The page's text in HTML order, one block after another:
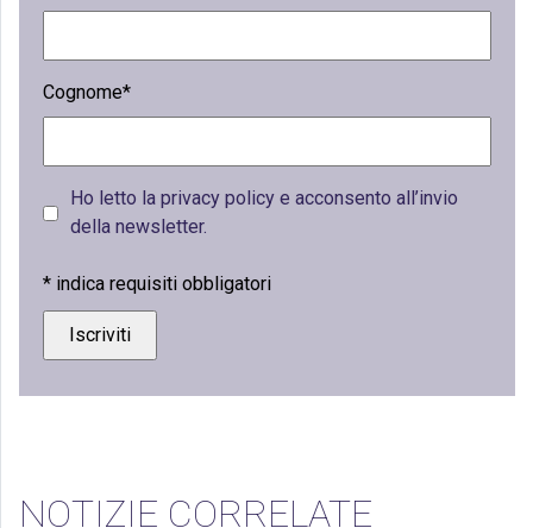
Cognome*
Ho letto la privacy policy e acconsento all’invio
della newsletter.
* indica requisiti obbligatori
NOTIZIE CORRELATE